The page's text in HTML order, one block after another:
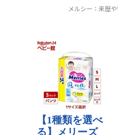
メルシー：来歴